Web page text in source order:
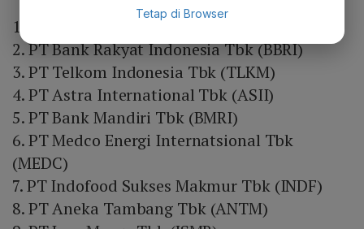
1. PT Bank Negara Indonesia Tbk (BBNI)
2. PT Bank Rakyat Indonesia Tbk (BBRI)
3. PT Telkom Indonesia Tbk (TLKM)
4. PT Astra International Tbk (ASII)
5. PT Bank Mandiri Tbk (BMRI)
6. PT Medco Energi Internatsional Tbk
(MEDC)
7. PT Indofood Sukses Makmur Tbk (INDF)
8. PT Aneka Tambang Tbk (ANTM)
Tetap di Browser